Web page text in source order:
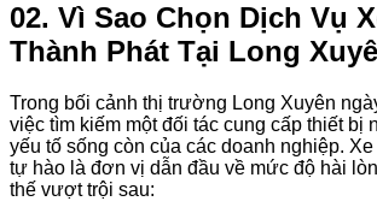
02. Vì Sao Chọn Dịch Vụ
Thành Phát Tại Long
Trong bối cảnh thị trường Long Xuyên
việc tìm kiếm một đối tác cung cấp thiết bị
yếu tố sống còn của các doanh nghiệp.
tự hào là đơn vị dẫn đầu về mức độ hài
thế vượt trội sau: